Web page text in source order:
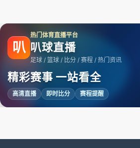
叭
热门体育直播平台
叭球直播
足球 / 篮球 / 比分 / 赛程 / 热门资讯
精彩赛事 一站看全
高清直播 即时比分 赛程提醒